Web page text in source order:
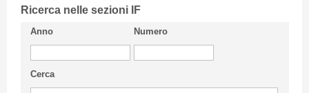
CIFI in breve
Linee Guida
Privacy Policy
Ricerca nelle sezioni IF
Anno Numero
Cerca